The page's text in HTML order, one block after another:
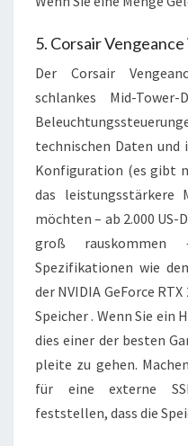
5. Corsair
Der Corsair
schlankes Mid-
technischen Daten und
Konfiguration (es gibt
das leistungsstärkere
möchten – ab 2.000
groß rauskommen
Spezifikationen wie
der NVIDIA GeForce
Speicher . Wenn Sie ein
dies einer der besten
pleite zu gehen.
für eine externe
feststellen, dass die